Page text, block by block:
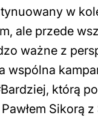
w
ale przede
ważne z
wspólna
którą
Sikorą